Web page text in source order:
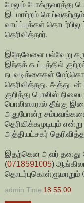
மேலும் போக்குவரத்து
இடமாற்றம்
வாய்ப்புக்கள்
தெரிவித்தார்.
இதேவேளை பல்வேறு
இந்தக் கூட்டத்தில்
நடவடிக்கைகள்
தெரிவித்தது.
குறித்து பொலிஸ்
பொலிஸாரால் தீங்கு
அதுபோன்ற
தெரிவிக்கமுடியும்
அத்தியட்சகர்
இதற்கென அவர் தனது
(0718591005)
admin Time 18:55:00